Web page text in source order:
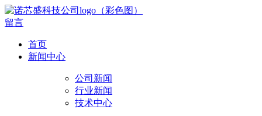
留言
首页
新闻中心
公司新闻
行业新闻
技术中心